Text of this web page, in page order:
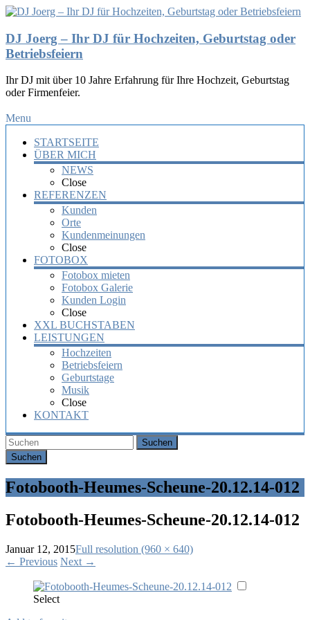
DJ Joerg – Ihr DJ für Hochzeiten, Geburtstag oder
Betriebsfeiern
Ihr DJ mit über 10 Jahre Erfahrung für Ihre Hochzeit, Geburtstag
oder Firmenfeier.
Menu
STARTSEITE
ÜBER MICH
NEWS
Close
REFERENZEN
Kunden
Orte
Kundenmeinungen
Close
FOTOBOX
Fotobox mieten
Fotobox Galerie
Kunden Login
Close
XXL BUCHSTABEN
LEISTUNGEN
Hochzeiten
Betriebsfeiern
Geburtstage
Musik
Close
KONTAKT
Suchen
Fotobooth-Heumes-Scheune-20.12.14-012
Fotobooth-Heumes-Scheune-20.12.14-012
Januar 12, 2015Full resolution (960 × 640)
← Previous Next →
Select